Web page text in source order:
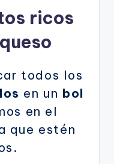
ricos
todos los
en un bol
en el
que estén